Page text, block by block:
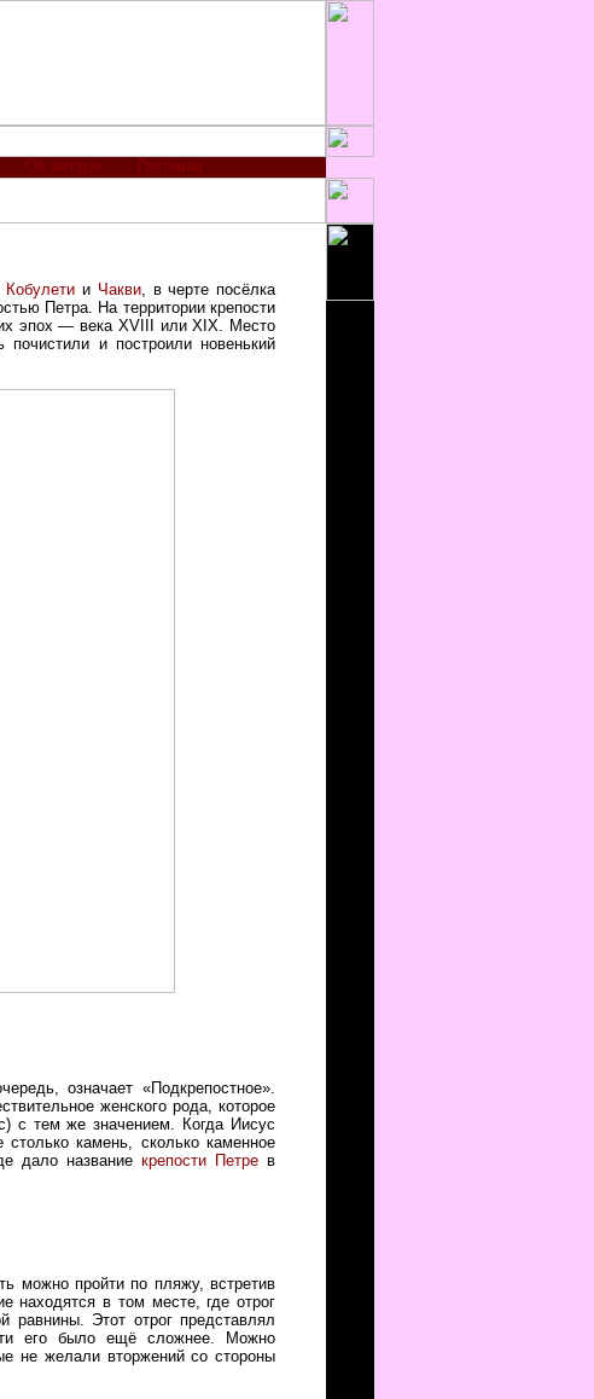
Об авторе Гостевая
Кобулети и Чакви, в черте посёлка
Петра. На территории крепости
эпох — века XVIII или XIX. Место
и построили новенький
означает «Подкрепостное».
женского рода, которое
с тем же значением. Когда Иисус
камень, сколько каменное
дало названиекрепости Петре в
можно пройти по пляжу, встретив
в том месте, где отрог
равнины. Этот отрог представлял
его было ещё сложнее. Можно
не желали вторжений со стороны